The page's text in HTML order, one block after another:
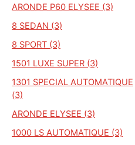
ARONDE P60 ELYSEE (3)
8 SEDAN (3)
8 SPORT (3)
1501 LUXE SUPER (3)
1301 SPECIAL AUTOMATIQUE
(3)
ARONDE ELYSEE (3)
1000 LS AUTOMATIQUE (3)